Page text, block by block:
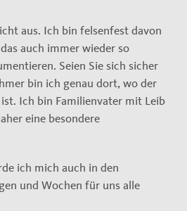
aus. Ich bin felsenfest davon
auch immer wieder so
Seien Sie sich sicher
bin ich genau dort, wo der
Ich bin Familienvater mit Leib
eine besondere
ich mich auch in den
und Wochen für uns alle